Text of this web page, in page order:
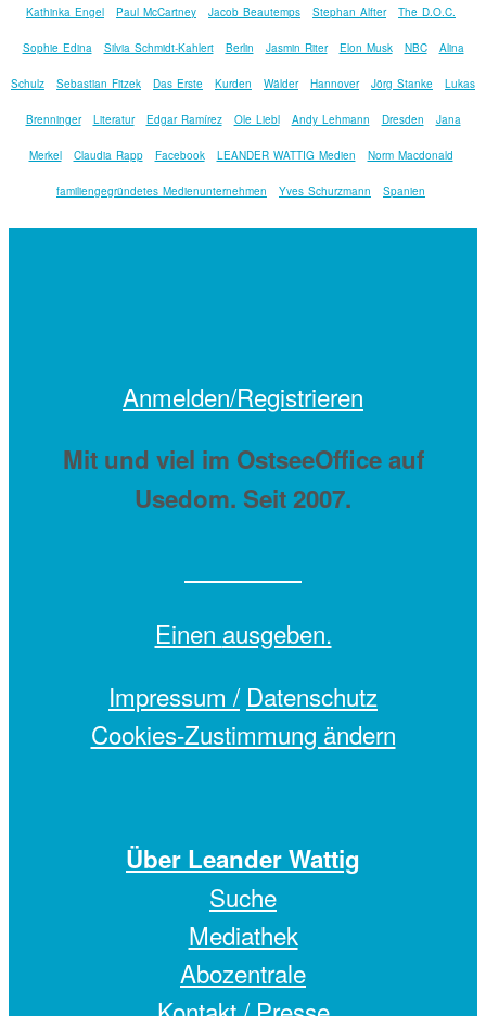
Kathinka Engel Paul McCartney Jacob Beautemps Stephan Alfter The D.O.C.
Sophie Edina Silvia Schmidt-Kahlert Berlin Jasmin Riter Elon Musk NBC Alina
Schulz Sebastian Fitzek Das Erste Kurden Wälder Hannover Jörg Stanke Lukas
Brenninger Literatur Edgar Ramírez Ole Liebl Andy Lehmann Dresden Jana
Merkel Claudia Rapp Facebook LEANDER WATTIG Medien Norm Macdonald
familiengegründetes Medienunternehmen Yves Schurzmann Spanien
Anmelden/Registrieren
Mit und viel im OstseeOffice auf
Usedom. Seit 2007.
Einen ausgeben.
Impressum / Datenschutz
Cookies-Zustimmung ändern
Über Leander Wattig
Suche
Mediathek
Abozentrale